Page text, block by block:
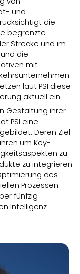
und
die
begrenzte
Strecke und im
die
mit
laut PSI diese
aktuell ein.
Gestaltung ihrer
PSI eine
Deren Ziel
um Key-
zu
zu integrieren.
des
Prozessen.
fünfzig
Intelligenz